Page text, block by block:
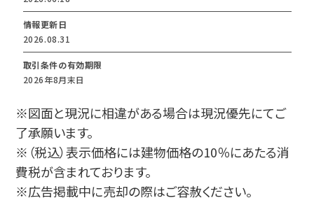
情報更新日
2026.08.31
取引条件の有効期限
2026年8月末日
※図面と現況に相違がある場合は現況優先にてご
了承願います。
※（税込）表示価格には建物価格の10％にあたる消
費税が含まれております。
※広告掲載中に売却の際はご容赦ください。